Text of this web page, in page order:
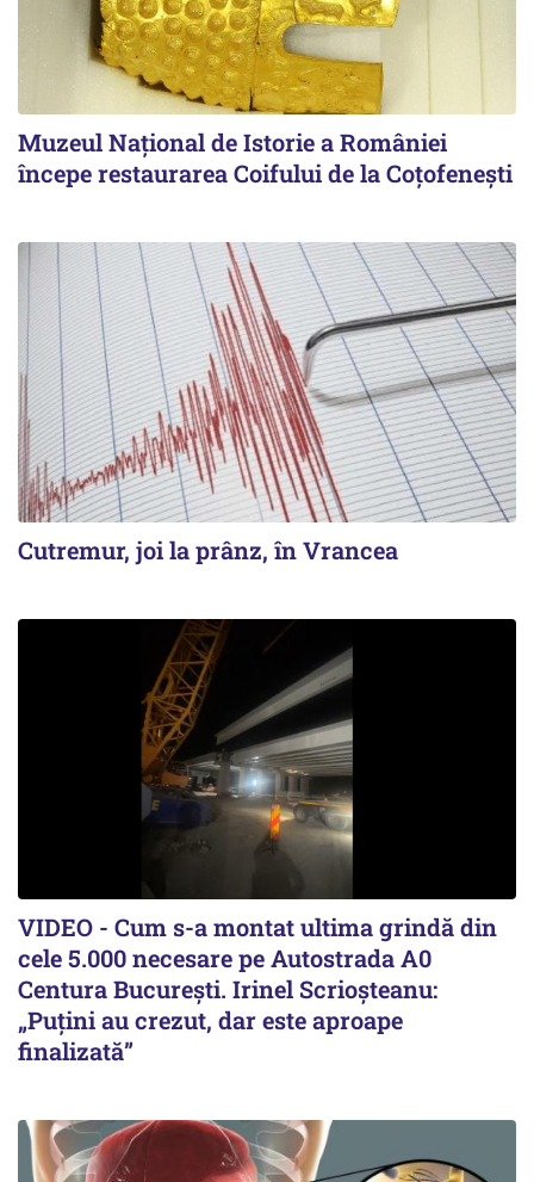
Muzeul Național de Istorie a României
începe restaurarea Coifului de la Coțofenești
Cutremur, joi la prânz, în Vrancea
VIDEO - Cum s-a montat ultima grindă din
cele 5.000 necesare pe Autostrada A0
Centura București. Irinel Scrioșteanu:
„Puțini au crezut, dar este aproape
finalizată”